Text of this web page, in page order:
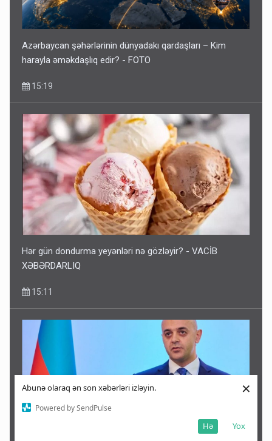
Abunə olaraq ən son xəbərləri izləyin.
Powered by SendPulse
Yox
Hə
×
Azərbaycan şəhərlərinin dünyadakı qardaşları – Kim
harayla əməkdaşlıq edir? - FOTO
15:19
Hər gün dondurma yeyənləri nə gözləyir? - VACİB
XƏBƏRDARLIQ
15:11